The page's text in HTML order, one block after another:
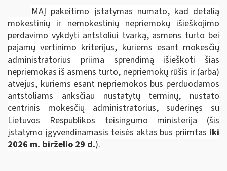
MAĮ pakeitimo įstatymas numato, kad detalią
mokestinių ir nemokestinių nepriemokų išieškojimo
perdavimo vykdyti antstoliui tvarką, asmens turto bei
pajamų vertinimo kriterijus, kuriems esant mokesčių
administratorius priima sprendimą išieškoti šias
nepriemokas iš asmens turto, nepriemokų rūšis ir (arba)
atvejus, kuriems esant nepriemokos bus perduodamos
antstoliams anksčiau nustatytų terminų, nustato
centrinis mokesčių administratorius, suderinęs su
Lietuvos Respublikos teisingumo ministerija
(šis
įstatymo įgyvendinamasis teisės aktas bus priimtas iki
2026 m. birželio 29 d.).